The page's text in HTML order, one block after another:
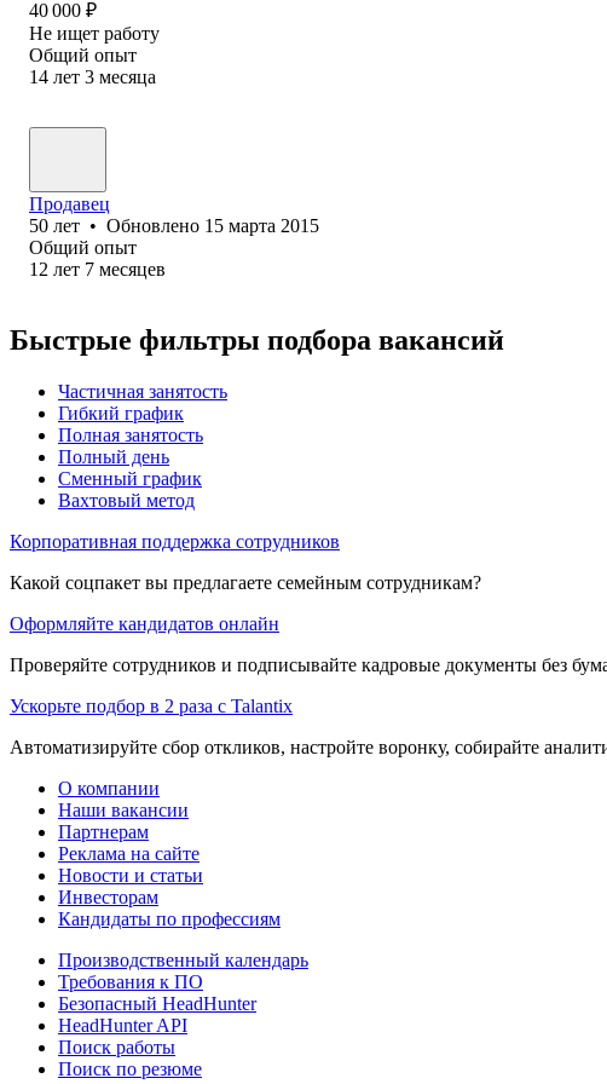
40 000 ₽
Не ищет работу
Общий опыт
14 лет 3 месяца
Продавец
50 лет • Обновлено 15 марта 2015
Общий опыт
12 лет 7 месяцев
Быстрые фильтры подбора вакансий
Частичная занятость
Гибкий график
Полная занятость
Полный день
Сменный график
Вахтовый метод
Корпоративная поддержка сотрудников
Какой соцпакет вы предлагаете семейным сотрудникам?
Оформляйте кандидатов онлайн
Проверяйте сотрудников и подписывайте кадровые документы без
Ускорьте подбор в 2 раза с Talantix
Автоматизируйте сбор откликов, настройте воронку, собирайте
О компании
Наши вакансии
Партнерам
Реклама на сайте
Новости и статьи
Инвесторам
Кандидаты по профессиям
Производственный календарь
Требования к ПО
Безопасный HeadHunter
HeadHunter API
Поиск работы
Поиск по резюме